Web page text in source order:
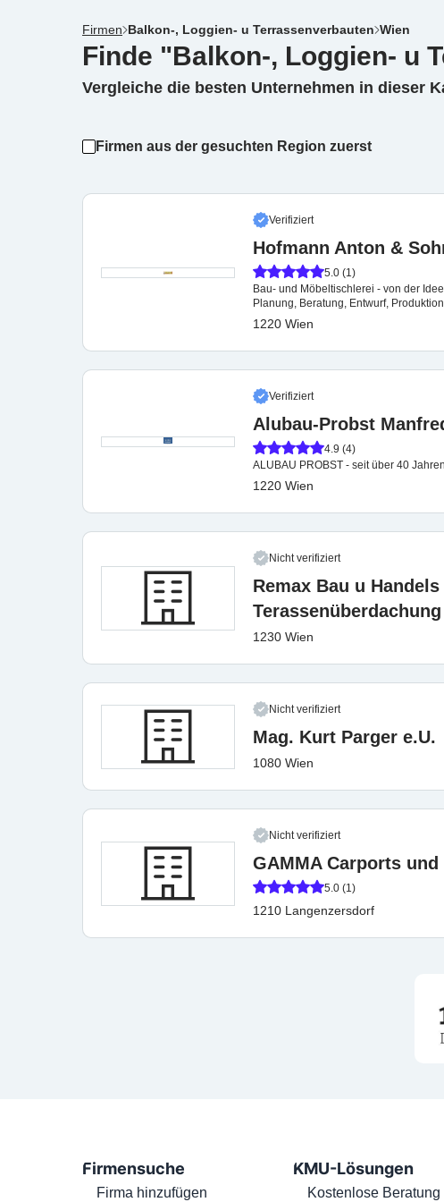
Firmen Balkon-, Loggien- u Terrassenverbauten Wien
Finde "Balkon-, Loggien- u
Vergleiche die besten Unternehmen in dieser
Firmen aus der gesuchten Region zuerst
Verifiziert
Hofmann Anton &
5.0 (1)
Bau- und Möbeltischlerei - von der
Planung, Beratung, Entwurf,
1220 Wien
Verifiziert
Alubau-Probst
4.9 (4)
ALUBAU PROBST - seit über 40
1220 Wien
Nicht verifiziert
Remax Bau u
1230 Wien
Nicht verifiziert
Mag. Kurt Parger e.U.
1080 Wien
Nicht verifiziert
GAMMA Carports
5.0 (1)
1210 Langenzersdorf
Firmensuche
Firma hinzufügen
KMU-Lösungen
Kostenlose Beratung